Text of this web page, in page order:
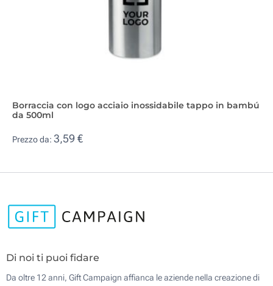
Borraccia con logo acciaio inossidabile tappo in bambú
da 500ml
Prezzo da: 3,59 €
Di noi ti puoi fidare
Da oltre 12 anni, Gift Campaign affianca le aziende nella creazione di